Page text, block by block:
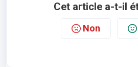
Cet article a-t-il
Non